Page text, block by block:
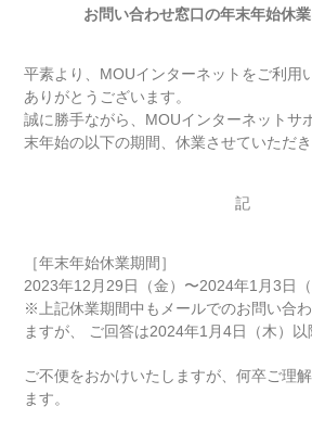
お問い合わせ窓口の年末年始休
平素より、MOUインターネットをご利用
ありがとうございます。
誠に勝手ながら、MOUインターネットサ
末年始の以下の期間、休業させていただき
記
［年末年始休業期間］
2023年12月29日（金）〜2024年1月3日（
※上記休業期間中もメールでのお問い合
ますが、 ご回答は2024年1月4日（木）以
ご不便をおかけいたしますが、何卒ご理
ます。